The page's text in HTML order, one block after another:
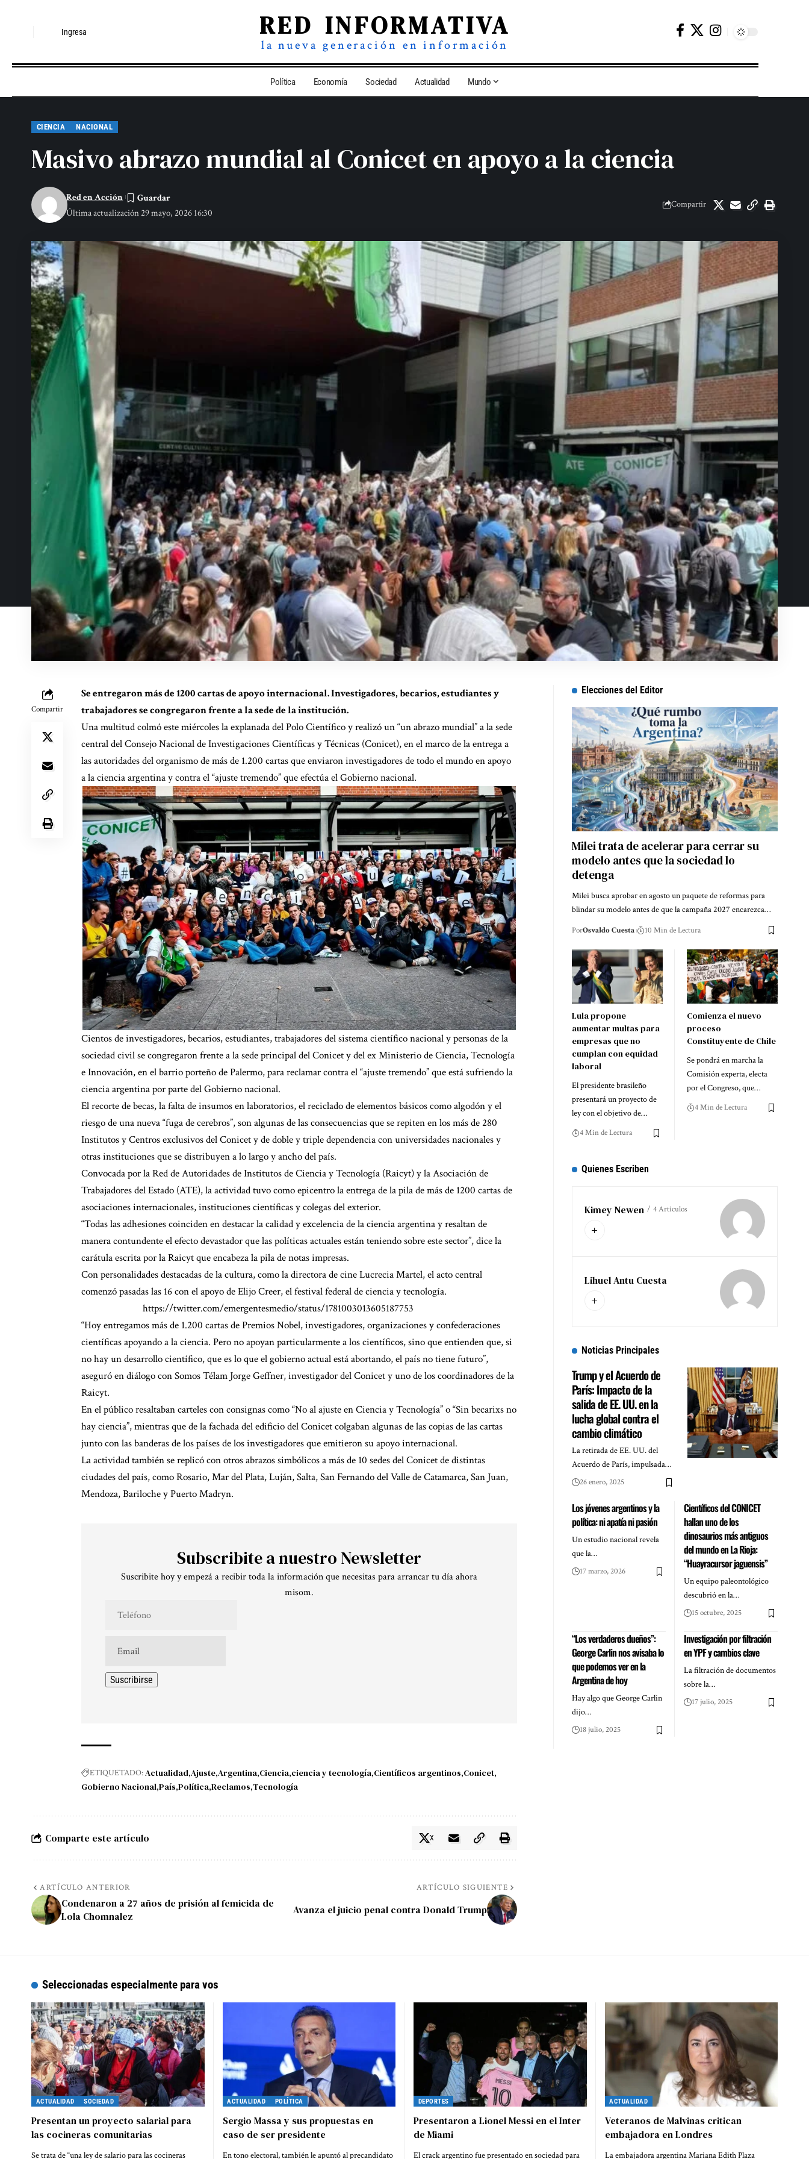
Ingresa RED INFORMATIVA
la nueva generación en información
Política Economía Sociedad Actualidad Mundo
CIENCIA NACIONAL
Masivo abrazo mundial al Conicet en apoyo a la ciencia
Última actualización 29 mayo, 2026 16:30
Red en Acción
Compartir
Compartir
Se entregaron más de 1200 cartas de apoyo internacional. Investigadores, becarios, estudiantes y
trabajadores se congregaron frente a la sede de la institución.
Una multitud colmó este miércoles la explanada del Polo Científico y realizó un “un abrazo mundial” a la sede
central del Consejo Nacional de Investigaciones Científicas y Técnicas (Conicet), en el marco de la entrega a
las autoridades del organismo de más de 1.200 cartas que enviaron investigadores de todo el mundo en apoyo
a la ciencia argentina y contra el “ajuste tremendo” que efectúa el Gobierno nacional.
Cientos de investigadores, becarios, estudiantes, trabajadores del sistema científico nacional y personas de la
sociedad civil se congregaron frente a la sede principal del Conicet y del ex Ministerio de Ciencia, Tecnología
e Innovación, en el barrio porteño de Palermo, para reclamar contra el “ajuste tremendo” que está sufriendo la
ciencia argentina por parte del Gobierno nacional.
El recorte de becas, la falta de insumos en laboratorios, el reciclado de elementos básicos como algodón y el
riesgo de una nueva “fuga de cerebros”, son algunas de las consecuencias que se repiten en los más de 280
Institutos y Centros exclusivos del Conicet y de doble y triple dependencia con universidades nacionales y
otras instituciones que se distribuyen a lo largo y ancho del país.
Convocada por la Red de Autoridades de Institutos de Ciencia y Tecnología (Raicyt) y la Asociación de
Trabajadores del Estado (ATE), la actividad tuvo como epicentro la entrega de la pila de más de 1200 cartas de
asociaciones internacionales, instituciones científicas y colegas del exterior.
“Todas las adhesiones coinciden en destacar la calidad y excelencia de la ciencia argentina y resaltan de
manera contundente el efecto devastador que las políticas actuales están teniendo sobre este sector”, dice la
carátula escrita por la Raicyt que encabeza la pila de notas impresas.
Con personalidades destacadas de la cultura, como la directora de cine Lucrecia Martel, el acto central
comenzó pasadas las 16 con el apoyo de Elijo Creer, el festival federal de ciencia y tecnología.
https://twitter.com/emergentesmedio/status/1781003013605187753
“Hoy entregamos más de 1.200 cartas de Premios Nobel, investigadores, organizaciones y confederaciones
científicas apoyando a la ciencia. Pero no apoyan particularmente a los científicos, sino que entienden que, si
no hay un desarrollo científico, que es lo que el gobierno actual está abortando, el país no tiene futuro”,
aseguró en diálogo con Somos Télam Jorge Geffner, investigador del Conicet y uno de los coordinadores de la
Raicyt.
En el público resaltaban carteles con consignas como “No al ajuste en Ciencia y Tecnología” o “Sin becarixs no
hay ciencia”, mientras que de la fachada del edificio del Conicet colgaban algunas de las copias de las cartas
junto con las banderas de los países de los investigadores que emitieron su apoyo internacional.
La actividad también se replicó con otros abrazos simbólicos a más de 10 sedes del Conicet de distintas
ciudades del país, como Rosario, Mar del Plata, Luján, Salta, San Fernando del Valle de Catamarca, San Juan,
Mendoza, Bariloche y Puerto Madryn.
Subscribite a nuestro Newsletter
Suscribite hoy y empezá a recibir toda la información que necesitas para arrancar tu día ahora
misom.
ETIQUETADO:Actualidad Ajuste Argentina Ciencia ciencia y tecnología Científicos argentinos Conicet
Gobierno Nacional País Política Reclamos Tecnología
Comparte este artículo X
ARTÍCULO ANTERIOR
Condenaron a 27 años de prisión al femicida de
Lola Chomnalez
ARTÍCULO SIGUIENTE
Avanza el juicio penal contra Donald Trump
Elecciones del Editor
Milei trata de acelerar para cerrar su
modelo antes que la sociedad lo
detenga
Milei busca aprobar en agosto un paquete de reformas para
blindar su modelo antes de que la campaña 2027 encarezca…
PorOsvaldo Cuesta 10 Min de Lectura
Lula propone
aumentar multas para
empresas que no
cumplan con equidad
laboral
El presidente brasileño
presentará un proyecto de
ley con el objetivo de…
4 Min de Lectura
Comienza el nuevo
proceso
Constituyente de Chile
Se pondrá en marcha la
Comisión experta, electa
por el Congreso, que…
4 Min de Lectura
Quienes Escriben
Kimey Newen 4 Artículos
Lihuel Antu Cuesta
Noticias Principales
Trump y el Acuerdo de
París: Impacto de la
salida de EE. UU. en la
lucha global contra el
cambio climático
La retirada de EE. UU. del
Acuerdo de París, impulsada…
26 enero, 2025
Los jóvenes argentinos y la
política: ni apatía ni pasión
Un estudio nacional revela
que la…
17 marzo, 2026
Científicos del CONICET
hallan uno de los
dinosaurios más antiguos
del mundo en La Rioja:
“Huayracursor jaguensis”
Un equipo paleontológico
descubrió en la…
15 octubre, 2025
“Los verdaderos dueños”:
George Carlin nos avisaba lo
que podemos ver en la
Argentina de hoy
Hay algo que George Carlin
dijo…
18 julio, 2025
Investigación por filtración
en YPF y cambios clave
La filtración de documentos
sobre la…
17 julio, 2025
Seleccionadas especialmente para vos
ACTUALIDAD SOCIEDAD
Presentan un proyecto salarial para
las cocineras comunitarias
Se trata de “una ley de salario para las cocineras
ACTUALIDAD POLÍTICA
Sergio Massa y sus propuestas en
caso de ser presidente
En tono electoral, también le apuntó al precandidato
DEPORTES
Presentaron a Lionel Messi en el Inter
de Miami
El crack argentino fue presentado en sociedad para
ACTUALIDAD
Veteranos de Malvinas critican
embajadora en Londres
La embajadora argentina Mariana Edith Plaza